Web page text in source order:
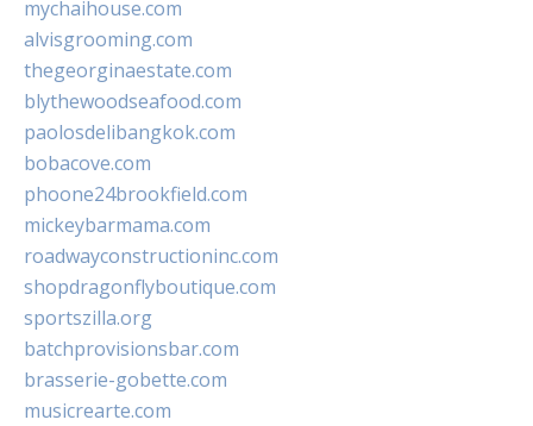
mychaihouse.com
alvisgrooming.com
thegeorginaestate.com
blythewoodseafood.com
paolosdelibangkok.com
bobacove.com
phoone24brookfield.com
mickeybarmama.com
roadwayconstructioninc.com
shopdragonflyboutique.com
sportszilla.org
batchprovisionsbar.com
brasserie-gobette.com
musicrearte.com